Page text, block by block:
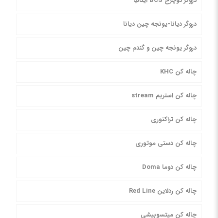
دروگر دیانا-یونجه چین دیانا
دروگر یونجه چین و گندم چین
چاله کن KHC
چاله کن استریم stream
چاله کن تراکتوری
چاله کن دستی موتوری
چاله کن دوما Doma
چاله کن ردلاین Red Line
چاله کن میتسوبیشی